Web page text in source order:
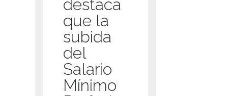
destaca
que la
subida
del
Salario
Mínimo